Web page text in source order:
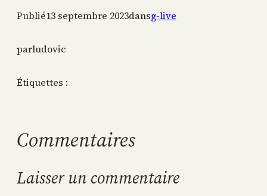
Publié13 septembre 2023dansg-live
parludovic
Étiquettes :
Commentaires
Laisser un commentaire